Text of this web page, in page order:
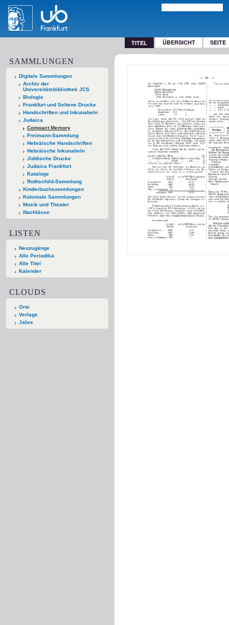
TITEL ÜBERSICHT SEITE
SAMMLUNGEN
Digitale Sammlungen
Archiv der
Universitätsbibliothek JCS
Biologie
Frankfurt und Seltene Drucke
Handschriften und Inkunabeln
Judaica
Compact Memory
Freimann-Sammlung
Hebräische Handschriften
Hebräische Inkunabeln
Jiddische Drucke
Judaica Frankfurt
Kataloge
Rothschild-Sammlung
Kinderbuchsammlungen
Koloniale Sammlungen
Musik und Theater
Nachlässe
LISTEN
Neuzugänge
Alle Periodika
Alle Titel
Kalender
CLOUDS
Orte
Verlage
Jahre